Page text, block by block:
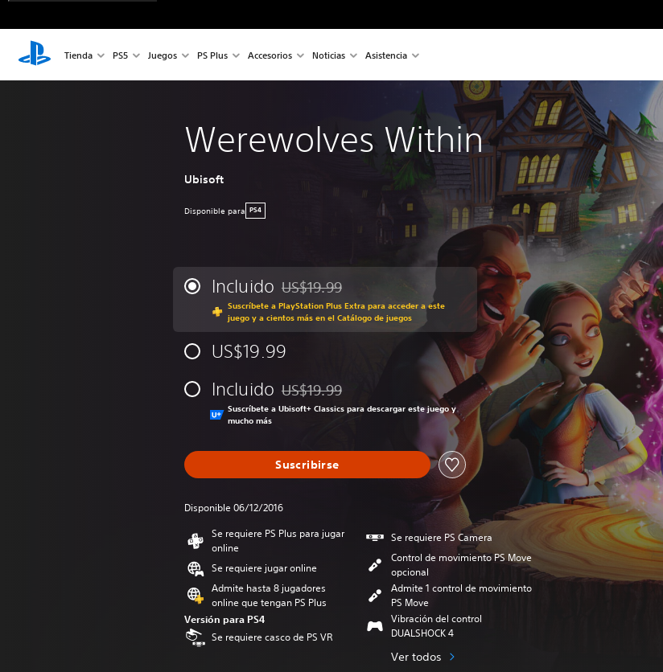
Tienda PS5 Juegos PS Plus Accesorios Noticias Asistencia
Werewolves Within
Ubisoft
Disponible para PS4
Incluido Rebajado del precio original de US$19.99
US$19.99
Suscríbete a PlayStation Plus Extra para acceder a este
juego y a cientos más en el Catálogo de juegos
US$19.99
Incluido Rebajado del precio original de US$19.99
US$19.99
Suscríbete a Ubisoft+ Classics para descargar este juego y
mucho más
Suscribirse
Disponible 06/12/2016
Se requiere PS Plus para jugar
online
Se requiere jugar online
Admite hasta 8 jugadores
online que tengan PS Plus
Versión para PS4
Se requiere casco de PS VR
Se requiere PS Camera
Control de movimiento PS Move
opcional
Admite 1 control de movimiento
PS Move
Vibración del control
DUALSHOCK 4
Ver todos